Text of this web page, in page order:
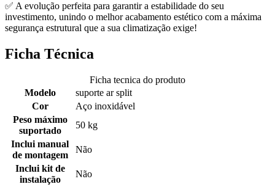
✅ A evolução perfeita para garantir a estabilidade do seu
investimento, unindo o melhor acabamento estético com a máxima
segurança estrutural que a sua climatização exige!
Ficha Técnica
Ficha tecnica do produto
Modelo
suporte ar split
Cor
Aço inoxidável
Peso máximo
suportado
50 kg
Inclui manual
de montagem
Não
Inclui kit de
instalação
Não